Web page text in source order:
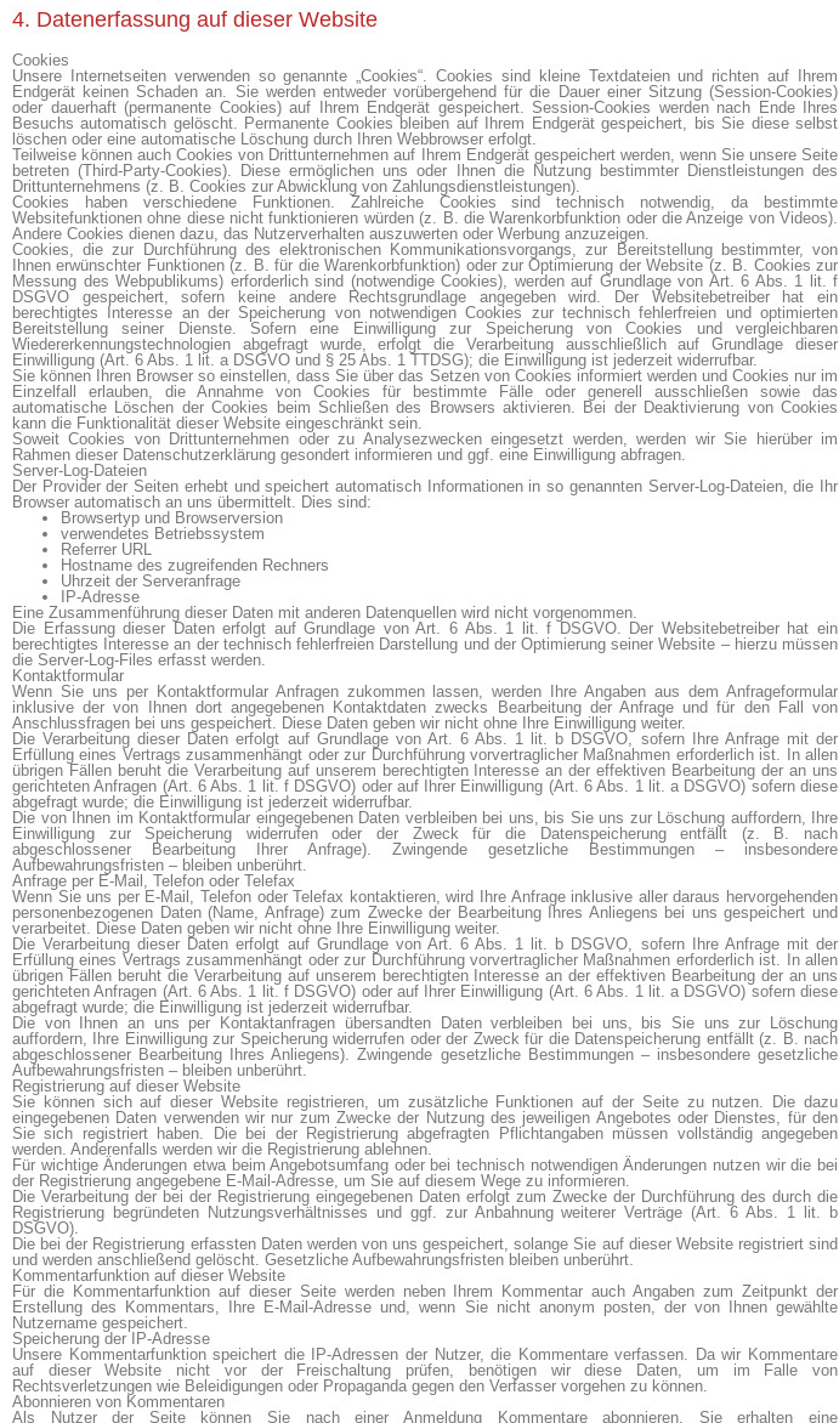
4. Datenerfassung auf dieser Website
Cookies
Unsere Internetseiten verwenden so genannte „Cookies“. Cookies sind kleine Textdateien und richten auf Ihrem
Endgerät keinen Schaden an. Sie werden entweder vorübergehend für die Dauer einer Sitzung (Session-Cookies)
oder dauerhaft (permanente Cookies) auf Ihrem Endgerät gespeichert. Session-Cookies werden nach Ende Ihres
Besuchs automatisch gelöscht. Permanente Cookies bleiben auf Ihrem Endgerät gespeichert, bis Sie diese selbst
löschen oder eine automatische Löschung durch Ihren Webbrowser erfolgt.
Teilweise können auch Cookies von Drittunternehmen auf Ihrem Endgerät gespeichert werden, wenn Sie unsere Seite
betreten (Third-Party-Cookies). Diese ermöglichen uns oder Ihnen die Nutzung bestimmter Dienstleistungen des
Drittunternehmens (z. B. Cookies zur Abwicklung von Zahlungsdienstleistungen).
Cookies haben verschiedene Funktionen. Zahlreiche Cookies sind technisch notwendig, da bestimmte
Websitefunktionen ohne diese nicht funktionieren würden (z. B. die Warenkorbfunktion oder die Anzeige von Videos).
Andere Cookies dienen dazu, das Nutzerverhalten auszuwerten oder Werbung anzuzeigen.
Cookies, die zur Durchführung des elektronischen Kommunikationsvorgangs, zur Bereitstellung bestimmter, von
Ihnen erwünschter Funktionen (z. B. für die Warenkorbfunktion) oder zur Optimierung der Website (z. B. Cookies zur
Messung des Webpublikums) erforderlich sind (notwendige Cookies), werden auf Grundlage von Art. 6 Abs. 1 lit. f
DSGVO gespeichert, sofern keine andere Rechtsgrundlage angegeben wird. Der Websitebetreiber hat ein
berechtigtes Interesse an der Speicherung von notwendigen Cookies zur technisch fehlerfreien und optimierten
Bereitstellung seiner Dienste. Sofern eine Einwilligung zur Speicherung von Cookies und vergleichbaren
Wiedererkennungstechnologien abgefragt wurde, erfolgt die Verarbeitung ausschließlich auf Grundlage dieser
Einwilligung (Art. 6 Abs. 1 lit. a DSGVO und § 25 Abs. 1 TTDSG); die Einwilligung ist jederzeit widerrufbar.
Sie können Ihren Browser so einstellen, dass Sie über das Setzen von Cookies informiert werden und Cookies nur im
Einzelfall erlauben, die Annahme von Cookies für bestimmte Fälle oder generell ausschließen sowie das
automatische Löschen der Cookies beim Schließen des Browsers aktivieren. Bei der Deaktivierung von Cookies
kann die Funktionalität dieser Website eingeschränkt sein.
Soweit Cookies von Drittunternehmen oder zu Analysezwecken eingesetzt werden, werden wir Sie hierüber im
Rahmen dieser Datenschutzerklärung gesondert informieren und ggf. eine Einwilligung abfragen.
Server-Log-Dateien
Der Provider der Seiten erhebt und speichert automatisch Informationen in so genannten Server-Log-Dateien, die Ihr
Browser automatisch an uns übermittelt. Dies sind:
Browsertyp und Browserversion
verwendetes Betriebssystem
Referrer URL
Hostname des zugreifenden Rechners
Uhrzeit der Serveranfrage
IP-Adresse
Eine Zusammenführung dieser Daten mit anderen Datenquellen wird nicht vorgenommen.
Die Erfassung dieser Daten erfolgt auf Grundlage von Art. 6 Abs. 1 lit. f DSGVO. Der Websitebetreiber hat ein
berechtigtes Interesse an der technisch fehlerfreien Darstellung und der Optimierung seiner Website – hierzu müssen
die Server-Log-Files erfasst werden.
Kontaktformular
Wenn Sie uns per Kontaktformular Anfragen zukommen lassen, werden Ihre Angaben aus dem Anfrageformular
inklusive der von Ihnen dort angegebenen Kontaktdaten zwecks Bearbeitung der Anfrage und für den Fall von
Anschlussfragen bei uns gespeichert. Diese Daten geben wir nicht ohne Ihre Einwilligung weiter.
Die Verarbeitung dieser Daten erfolgt auf Grundlage von Art. 6 Abs. 1 lit. b DSGVO, sofern Ihre Anfrage mit der
Erfüllung eines Vertrags zusammenhängt oder zur Durchführung vorvertraglicher Maßnahmen erforderlich ist. In allen
übrigen Fällen beruht die Verarbeitung auf unserem berechtigten Interesse an der effektiven Bearbeitung der an uns
gerichteten Anfragen (Art. 6 Abs. 1 lit. f DSGVO) oder auf Ihrer Einwilligung (Art. 6 Abs. 1 lit. a DSGVO) sofern diese
abgefragt wurde; die Einwilligung ist jederzeit widerrufbar.
Die von Ihnen im Kontaktformular eingegebenen Daten verbleiben bei uns, bis Sie uns zur Löschung auffordern, Ihre
Einwilligung zur Speicherung widerrufen oder der Zweck für die Datenspeicherung entfällt (z. B. nach
abgeschlossener Bearbeitung Ihrer Anfrage). Zwingende gesetzliche Bestimmungen – insbesondere
Aufbewahrungsfristen – bleiben unberührt.
Anfrage per E-Mail, Telefon oder Telefax
Wenn Sie uns per E-Mail, Telefon oder Telefax kontaktieren, wird Ihre Anfrage inklusive aller daraus hervorgehenden
personenbezogenen Daten (Name, Anfrage) zum Zwecke der Bearbeitung Ihres Anliegens bei uns gespeichert und
verarbeitet. Diese Daten geben wir nicht ohne Ihre Einwilligung weiter.
Die Verarbeitung dieser Daten erfolgt auf Grundlage von Art. 6 Abs. 1 lit. b DSGVO, sofern Ihre Anfrage mit der
Erfüllung eines Vertrags zusammenhängt oder zur Durchführung vorvertraglicher Maßnahmen erforderlich ist. In allen
übrigen Fällen beruht die Verarbeitung auf unserem berechtigten Interesse an der effektiven Bearbeitung der an uns
gerichteten Anfragen (Art. 6 Abs. 1 lit. f DSGVO) oder auf Ihrer Einwilligung (Art. 6 Abs. 1 lit. a DSGVO) sofern diese
abgefragt wurde; die Einwilligung ist jederzeit widerrufbar.
Die von Ihnen an uns per Kontaktanfragen übersandten Daten verbleiben bei uns, bis Sie uns zur Löschung
auffordern, Ihre Einwilligung zur Speicherung widerrufen oder der Zweck für die Datenspeicherung entfällt (z. B. nach
abgeschlossener Bearbeitung Ihres Anliegens). Zwingende gesetzliche Bestimmungen – insbesondere gesetzliche
Aufbewahrungsfristen – bleiben unberührt.
Registrierung auf dieser Website
Sie können sich auf dieser Website registrieren, um zusätzliche Funktionen auf der Seite zu nutzen. Die dazu
eingegebenen Daten verwenden wir nur zum Zwecke der Nutzung des jeweiligen Angebotes oder Dienstes, für den
Sie sich registriert haben. Die bei der Registrierung abgefragten Pflichtangaben müssen vollständig angegeben
werden. Anderenfalls werden wir die Registrierung ablehnen.
Für wichtige Änderungen etwa beim Angebotsumfang oder bei technisch notwendigen Änderungen nutzen wir die bei
der Registrierung angegebene E-Mail-Adresse, um Sie auf diesem Wege zu informieren.
Die Verarbeitung der bei der Registrierung eingegebenen Daten erfolgt zum Zwecke der Durchführung des durch die
Registrierung begründeten Nutzungsverhältnisses und ggf. zur Anbahnung weiterer Verträge (Art. 6 Abs. 1 lit. b
DSGVO).
Die bei der Registrierung erfassten Daten werden von uns gespeichert, solange Sie auf dieser Website registriert sind
und werden anschließend gelöscht. Gesetzliche Aufbewahrungsfristen bleiben unberührt.
Kommentar­funktion auf dieser Website
Für die Kommentarfunktion auf dieser Seite werden neben Ihrem Kommentar auch Angaben zum Zeitpunkt der
Erstellung des Kommentars, Ihre E-Mail-Adresse und, wenn Sie nicht anonym posten, der von Ihnen gewählte
Nutzername gespeichert.
Speicherung der IP-Adresse
Unsere Kommentarfunktion speichert die IP-Adressen der Nutzer, die Kommentare verfassen. Da wir Kommentare
auf dieser Website nicht vor der Freischaltung prüfen, benötigen wir diese Daten, um im Falle von
Rechtsverletzungen wie Beleidigungen oder Propaganda gegen den Verfasser vorgehen zu können.
Abonnieren von Kommentaren
Als Nutzer der Seite können Sie nach einer Anmeldung Kommentare abonnieren. Sie erhalten eine